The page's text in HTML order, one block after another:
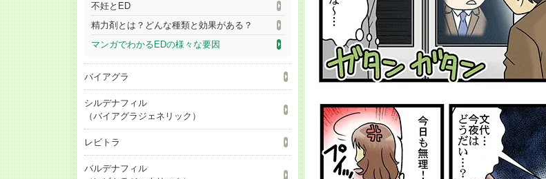
不妊とED
精力剤とは？どんな種類と効果がある？
マンガでわかるEDの様々な要因
バイアグラ
シルデナフィル
（バイアグラジェネリック）
レビトラ
バルデナフィル